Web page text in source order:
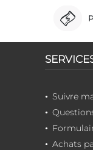
Suivre
Achats